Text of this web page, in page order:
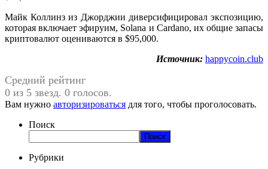
Майк Коллинз из Джорджии диверсифицировал экспозицию,
которая включает эфируим, Solana и Cardano, их общие запасы
криптовалют оцениваются в $95,000.
Источник: happycoin.club
Средний рейтинг
0 из 5 звезд. 0 голосов.
Вам нужно авторизироваться для того, чтобы проголосовать.
Поиск
Поиск
Рубрики